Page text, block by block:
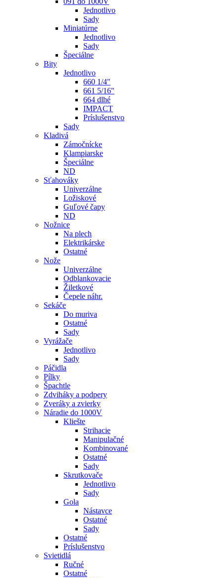
Jednotlivo
Sady
Miniatúrne
Jednotlivo
Sady
Špeciálne
Bity
Jednotlivo
660 1/4"
661 5/16"
664 dlhé
IMPACT
Príslušenstvo
Sady
Kladivá
Zámočnícke
Klampiarske
Špeciálne
ND
Sťahováky
Univerzálne
Ložiskové
Guľové čapy
ND
Nožnice
Na plech
Elektrikárske
Ostatné
Nože
Univerzálne
Odblankovacie
Žiletkové
Čepele náhr.
Sekáče
Do muriva
Ostatné
Sady
Vyrážače
Jednotlivo
Sady
Páčidla
Pílky
Špachtle
Zdviháky a podpery
Zveráky a zvierky
Náradie do 1000V
Kliešte
Strihacie
Manipulačné
Kombinované
Ostatné
Sady
Skrutkovače
Jednotlivo
Sady
Gola
Nástavce
Ostatné
Sady
Ostatné
Príslušenstvo
Svietidlá
Ručné
Ostatné